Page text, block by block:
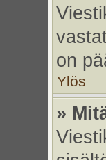
on
Ylös
»